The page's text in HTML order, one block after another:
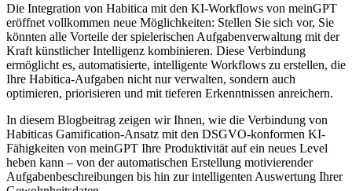
Die Integration von Habitica mit den KI-Workflows von meinGPT
eröffnet vollkommen neue Möglichkeiten: Stellen Sie sich vor, Sie
könnten alle Vorteile der spielerischen Aufgabenverwaltung mit der
Kraft künstlicher Intelligenz kombinieren. Diese Verbindung
ermöglicht es, automatisierte, intelligente Workflows zu erstellen, die
Ihre Habitica-Aufgaben nicht nur verwalten, sondern auch
optimieren, priorisieren und mit tieferen Erkenntnissen anreichern.
In diesem Blogbeitrag zeigen wir Ihnen, wie die Verbindung von
Habiticas Gamification-Ansatz mit den DSGVO-konformen KI-
Fähigkeiten von meinGPT Ihre Produktivität auf ein neues Level
heben kann – von der automatischen Erstellung motivierender
Aufgabenbeschreibungen bis hin zur intelligenten Auswertung Ihrer